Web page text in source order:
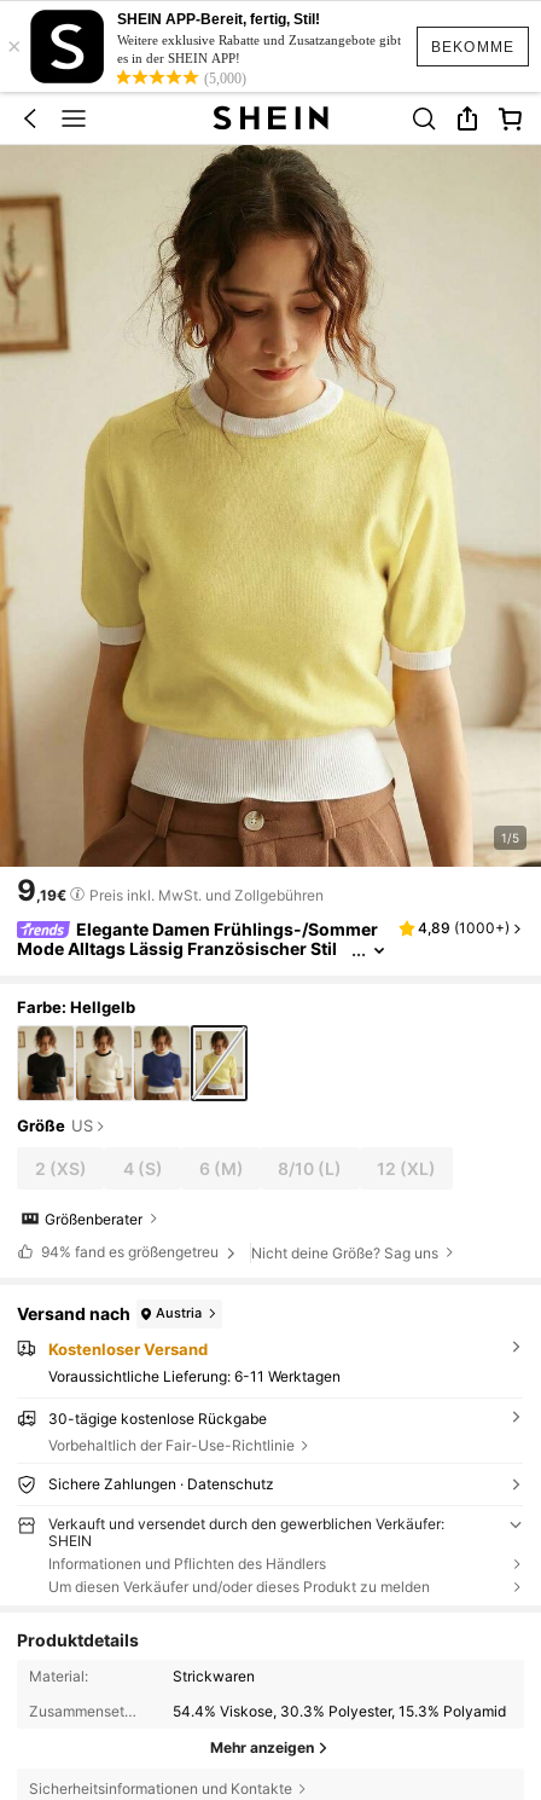
BEKOMME
×
SHEIN APP-Bereit, fertig, Stil!
Weitere exklusive Rabatte und Zusatzangebote gibt
es in der SHEIN APP!
(5,000)
1/5
9,19€ Preis inkl. MwSt. und Zollgebühren
Elegante Damen Frühlings-/Sommer
Mode Alltags Lässig Französischer Stil
ngs-/Sommer Stil, Frühlings-/Sommer Dame
nmode, Valentinstag Damenmode
4,89 (1000+)
Farbe: Hellgelb
Größe US
2 (XS) 4(S) 6 (M) 8/10 (L) 12 (XL)
Größenberater
94% fand es größengetreu Nicht deine Größe? Sag uns
Versand nach Austria
Kostenloser Versand
Voraussichtliche Lieferung: 6-11 Werktagen
30-tägige kostenlose Rückgabe
Vorbehaltlich der Fair-Use-Richtlinie
Sichere Zahlungen · Datenschutz
Verkauft und versendet durch den gewerblichen Verkäufer:
SHEIN
Informationen und Pflichten des Händlers
Um diesen Verkäufer und/oder dieses Produkt zu melden
Produktdetails
Material:
Strickwaren
Zusammensetzung:
54.4% Viskose, 30.3% Polyester, 15.3% Polyamid
Mehr anzeigen
Sicherheitsinformationen und Kontakte